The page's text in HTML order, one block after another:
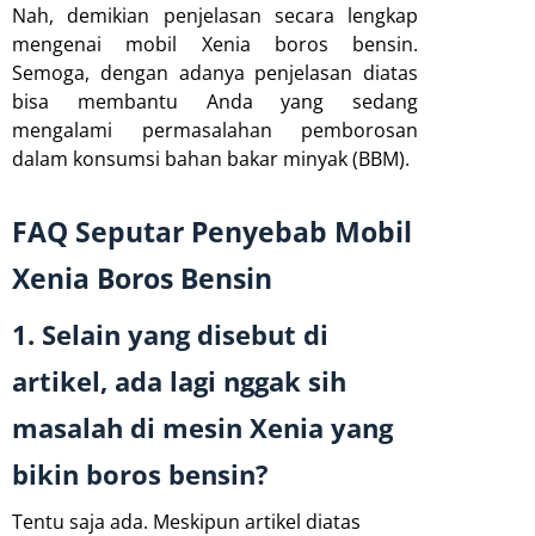
Nah, demikian penjelasan secara lengkap
mengenai mobil Xenia boros bensin.
Semoga, dengan adanya penjelasan diatas
bisa membantu Anda yang sedang
mengalami permasalahan pemborosan
dalam konsumsi bahan bakar minyak (BBM).
FAQ Seputar Penyebab Mobil
Xenia Boros Bensin
1. Selain yang disebut di
artikel, ada lagi nggak sih
masalah di mesin Xenia yang
bikin boros bensin?
Tentu saja ada. Meskipun artikel diatas